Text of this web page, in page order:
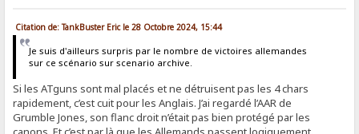
Citation de: TankBuster Eric le 28 Octobre 2024, 15:44
Je suis d'ailleurs surpris par le nombre de victoires allemandes
sur ce scénario sur scenario archive.
Si les ATguns sont mal placés et ne détruisent pas les 4 chars
rapidement, c’est cuit pour les Anglais. J’ai regardé l’AAR de
Grumble Jones, son flanc droit n’était pas bien protégé par les